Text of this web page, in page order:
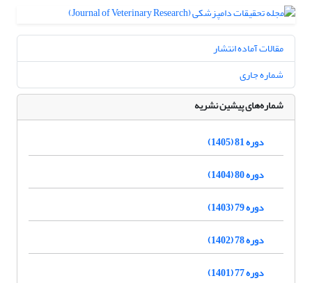
مقالات آماده انتشار
شماره جاری
شماره‌های پیشین نشریه
دوره 81 (1405)
دوره 80 (1404)
دوره 79 (1403)
دوره 78 (1402)
دوره 77 (1401)